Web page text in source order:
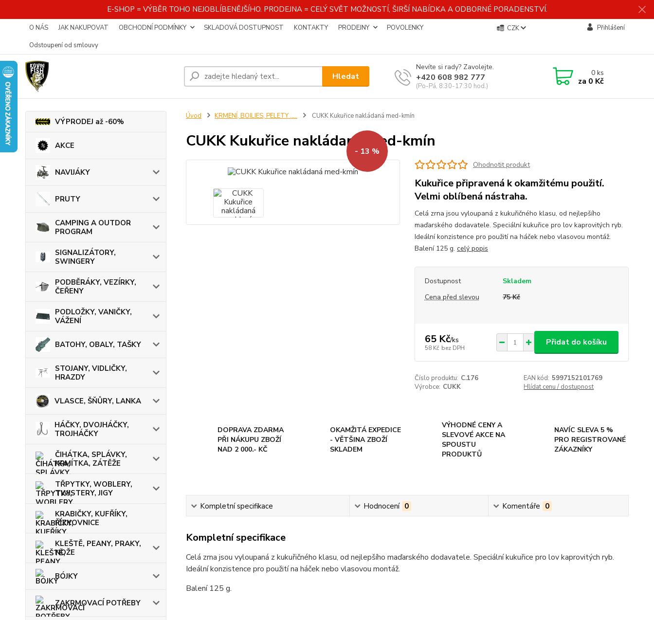
E-SHOP = VÝBĚR TOHO NEJOBLÍBENĚJŠÍHO. PRODEJNA = CELÝ SVĚT MOŽNOSTÍ, ŠIRŠÍ NABÍDKA A ODBORNÉ PORADENSTVÍ.
O NÁS JAK NAKUPOVAT OBCHODNÍ PODMÍNKY SKLADOVÁ DOSTUPNOST KONTAKTY PRODEJNY
POVOLENKY
Odstoupení od smlouvy
CZK Přihlášení
Hledat
Nevíte si rady? Zavolejte.
+420 608 982 777
(Po-Pá, 8:30-17:30 hod.)
0ks
za 0 Kč
VÝPRODEJ až -60%
AKCE
NAVIJÁKY
PRUTY
CAMPING A OUTDOR
PROGRAM
SIGNALIZÁTORY,
SWINGERY
PODBĚRÁKY, VEZÍRKY,
ČEŘENY
PODLOŽKY, VANIČKY,
VÁŽENÍ
BATOHY, OBALY, TAŠKY
STOJANY, VIDLIČKY,
HRAZDY
VLASCE, ŠŇŮRY, LANKA
HÁČKY, DVOJHÁČKY,
TROJHÁČKY
ČIHÁTKA, SPLÁVKY,
KRMÍTKA, ZÁTĚŽE
TŘPYTKY, WOBLERY,
TWISTERY, JIGY
KRABIČKY, KUFŘÍKY,
ŘÍZKOVNICE
KLEŠTĚ, PEANY, PRAKY,
NOŽE
BÓJKY
ZAKRMOVACÍ POTŘEBY
Úvod KRMENÍ, BOILIES, PELETY ..... CUKK Kukuřice nakládaná med-kmín
CUKK Kukuřice nakládaná med-kmín
- 13 %
Ohodnotit produkt
Kukuřice připravená k okamžitému použití.
Velmi oblíbená nástraha.
Celá zrna jsou vyloupaná z kukuřičného klasu, od nejlepšího
maďarského dodavatele. Speciální kukuřice pro lov kaprovitých ryb.
Ideální konzistence pro použití na háček nebo vlasovou montáž.
Balení 125 g. celý popis
Dostupnost
Skladem
Cena před slevou
75 Kč
65 Kč/ks
58 Kč bez DPH
Přidat do košíku
Číslo produktu: C.176 EAN kód: 5997152101769
Výrobce: CUKK Hlídat cenu / dostupnost
DOPRAVA ZDARMA
PŘI NÁKUPU ZBOŽÍ
NAD 2 000.- KČ
OKAMŽITÁ EXPEDICE
- VĚTŠINA ZBOŽÍ
SKLADEM
VÝHODNÉ CENY A
SLEVOVÉ AKCE NA
SPOUSTU
PRODUKTŮ
NAVÍC SLEVA 5 %
PRO REGISTROVANÉ
ZÁKAZNÍKY
Kompletní specifikace Hodnocení 0 Komentáře 0
Kompletní specifikace
Celá zrna jsou vyloupaná z kukuřičného klasu, od nejlepšího maďarského dodavatele. Speciální kukuřice pro lov kaprovitých ryb.
Ideální konzistence pro použití na háček nebo vlasovou montáž.
Balení 125 g.